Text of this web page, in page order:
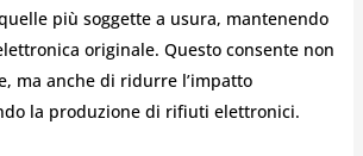
più soggette a usura, mantenendo
originale. Questo consente non
ma anche di ridurre l’impatto
la produzione di rifiuti elettronici.